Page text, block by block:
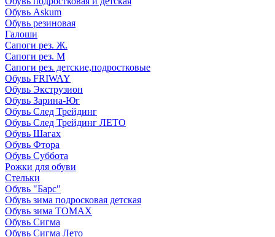
Обувь Askum
Обувь резиновая
Галоши
Сапоги рез. Ж.
Сапоги рез. М
Сапоги рез. детские,подростковые
Обувь FRIWAY
Обувь Экструзион
Обувь Зарина-Юг
Обувь След Трейдинг
Обувь След Трейдинг ЛЕТО
Обувь Шагах
Обувь Фтора
Обувь Суббота
Рожки для обуви
Стельки
Обувь "Барс"
Обувь зима подросковая детская
Обувь зима ТОМАХ
Обувь Сигма
Обувь Сигма Лето